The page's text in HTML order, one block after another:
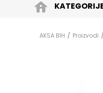
AKSA BIH Proizvodi